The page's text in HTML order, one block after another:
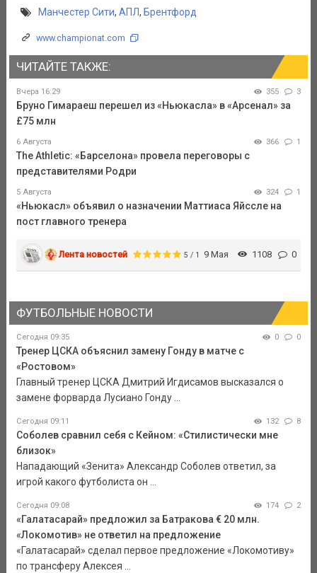
Манчестер Сити, АПЛ, Брентфорд
www.championat.com
ЧИТАЙТЕ ТАКЖЕ:
Вчера 16:29 355 3
Бруно Гимараеш перешел из «Ньюкасла» в «Арсенал» за
£75 млн
6 Августа 366 1
The Athletic: «Барселона» провела переговоры с
представителями Родри
5 Августа 324 1
«Ньюкасл» объявил о назначении Маттиаса Яйссле на
пост главного тренера
Лента новостей 5 / 1 9 Мая 1108 0
ФУТБОЛЬНЫЕ НОВОСТИ
Сегодня 09:35 0 0
Тренер ЦСКА объяснил замену Гонду в матче с
«Ростовом»
Главный тренер ЦСКА Дмитрий Игдисамов высказался о
замене форварда Лусиано Гонду ...
Сегодня 09:11 132 8
Соболев сравнил себя с Кейном: «Стилистически мне
близок»
Нападающий «Зенита» Александр Соболев ответил, за
игрой какого футболиста он ...
Сегодня 09:08 174 2
«Галатасарай» предложил за Батракова € 20 млн.
«Локомотив» не ответил на предложение
«Галатасарай» сделал первое предложение «Локомотиву»
по трансферу Алексея ...